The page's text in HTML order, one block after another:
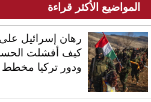
المواضيع الأكثر قراءة
رهان إسرائيل على
كيف أفشلت
ودور تركيا مخطط